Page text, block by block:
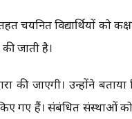
विद्यार्थियों को
जाती है।
की जाएगी। उन्होंने
गए हैं। संबंधित संस्थाओं